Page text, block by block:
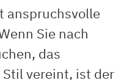
anspruchsvolle
Sie nach
das
vereint, ist der